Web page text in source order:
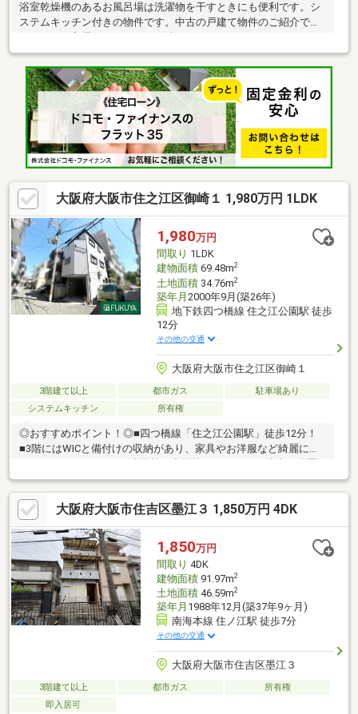
浴室乾燥機のあるお風呂場は洗濯物を干すときにも便利です。シ
ステムキッチン付きの物件です。中古の戸建て物件のご紹介で
南向きの物件です。スーパーも近いので、お買い物も楽々です
ね。3880万円と、魅力的な価格の物件で新生活を始めませんか。
大阪府大阪市住之江区御崎１ 1,980万円 1LDK
1,980万円
間取り 1LDK
建物面積69.48m2
土地面積34.76m2
築年月 2000年9月(築26年)
地下鉄四つ橋線 住之江公園駅 徒歩
12分
その他の交通
大阪府大阪市住之江区御崎１
3階建て以上 都市ガス
駐車場あり
システムキッチン
所有権
◎おすすめポイント！◎■四つ橋線「住之江公園駅」徒歩12分！
■3階にはWICと備付けの収納があり、家具やお洋服など綺麗にお
内にあり、子育てにもおすすめ♪
大阪府大阪市住吉区墨江３ 1,850万円 4DK
1,850万円
間取り 4DK
建物面積91.97m2
土地面積46.59m2
築年月 1988年12月(築37年9ヶ月)
南海本線 住ノ江駅 徒歩7分
その他の交通
大阪府大阪市住吉区墨江３
3階建て以上 都市ガス
所有権
即入居可